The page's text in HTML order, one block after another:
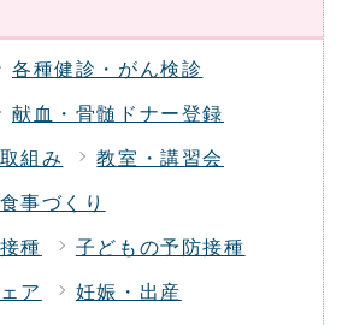
各種健診・がん検診
献血・骨髄ドナー登録
組み 教室・講習会
事づくり
種 子どもの予防接種
ア 妊娠・出産